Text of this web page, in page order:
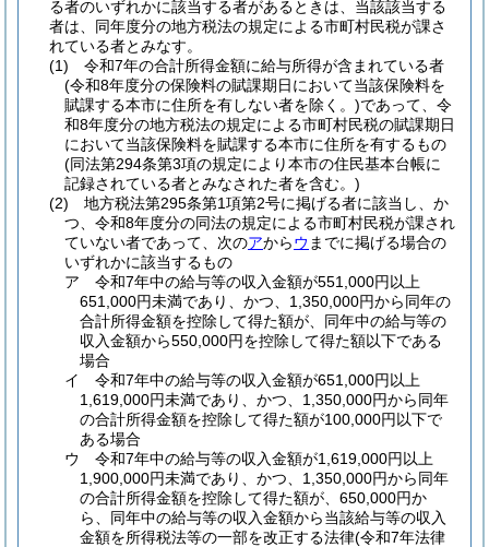
る者のいずれかに該当する者があるときは、当該該当する
者は、同年度分の地方税法の規定による市町村民税が課さ
れている者とみなす。
(1)
令和7年の合計所得金額に給与所得が含まれている者
(令和8年度分の保険料の賦課期日において当該保険料を
賦課する本市に住所を有しない者を除く。)であって、令
和8年度分の地方税法の規定による市町村民税の賦課期日
において当該保険料を賦課する本市に住所を有するもの
(同法第294条第3項の規定により本市の住民基本台帳に
記録されている者とみなされた者を含む。)
(2)
地方税法第295条第1項第2号に掲げる者に該当し、か
つ、令和8年度分の同法の規定による市町村民税が課され
ていない者であって、次のアからウ までに掲げる場合の
いずれかに該当するもの
ア
令和7年中の給与等の収入金額が551,000円以上
651,000円未満であり、かつ、1,350,000円から同年の
合計所得金額を控除して得た額が、同年中の給与等の
収入金額から550,000円を控除して得た額以下である
場合
イ
令和7年中の給与等の収入金額が651,000円以上
1,619,000円未満であり、かつ、1,350,000円から同年
の合計所得金額を控除して得た額が100,000円以下で
ある場合
ウ
令和7年中の給与等の収入金額が1,619,000円以上
1,900,000円未満であり、かつ、1,350,000円から同年
の合計所得金額を控除して得た額が、650,000円か
ら、同年中の給与等の収入金額から当該給与等の収入
金額を所得税法等の一部を改正する法律(令和7年法律